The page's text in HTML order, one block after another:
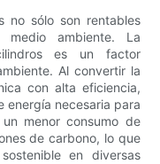
no sólo son rentables
medio ambiente. La
es un factor
Al convertir la
con alta eficiencia,
energía necesaria para
menor consumo de
de carbono, lo que
en diversas